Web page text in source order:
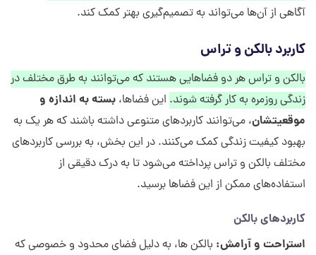
آگاهی از آن‌ها می‌تواند به تصمیم‌گیری بهتر کمک کند.
کاربرد بالکن و تراس
بالکن و تراس هر دو فضاهایی هستند که می‌توانند به طرق مختلف در
زندگی روزمره به کار گرفته شوند. این فضاها، بسته به اندازه و
موقعیتشان، می‌توانند کاربردهای متنوعی داشته باشند که هر یک به
بهبود کیفیت زندگی کمک می‌کنند. در این بخش، به بررسی کاربردهای
مختلف بالکن و تراس پرداخته می‌شود تا به درک دقیقی از
استفاده‌های ممکن از این فضاها برسید.
کاربردهای بالکن
استراحت و آرامش: بالکن ها، به دلیل فضای محدود و خصوصی که